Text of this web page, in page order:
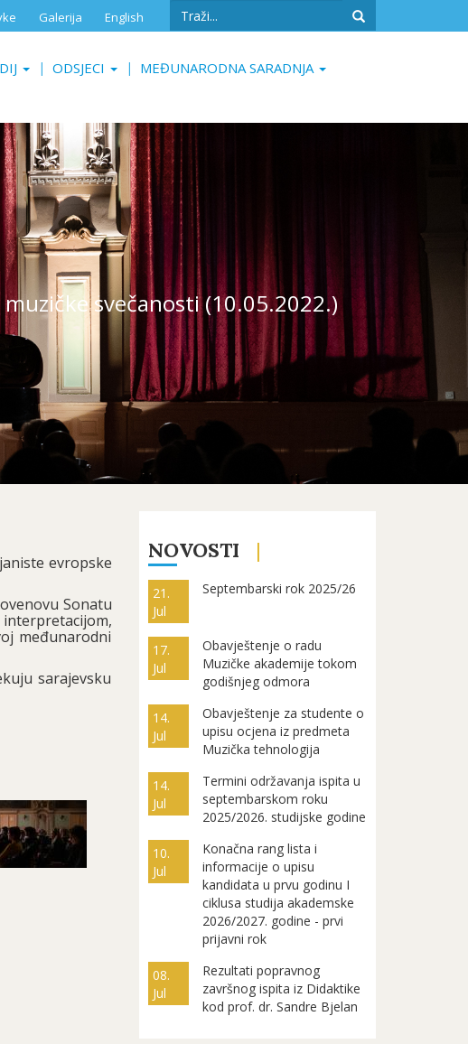
Galerija English
Search
ODSJECI MEĐUNARODNA SARADNJA
svečanosti (10.05.2022.)
evropske
Sonatu
međunarodni
sarajevsku
NOVOSTI
21.
Jul
Septembarski rok 2025/26
17.
Jul
Obavještenje o radu
Muzičke akademije tokom
godišnjeg odmora
14.
Jul
Obavještenje za studente o
upisu ocjena iz predmeta
Muzička tehnologija
14.
Jul
Termini održavanja ispita u
septembarskom roku
2025/2026. studijske godine
10.
Jul
Konačna rang lista i
informacije o upisu
kandidata u prvu godinu I
ciklusa studija akademske
2026/2027. godine - prvi
prijavni rok
08.
Jul
Rezultati popravnog
završnog ispita iz Didaktike
kod prof. dr. Sandre Bjelan